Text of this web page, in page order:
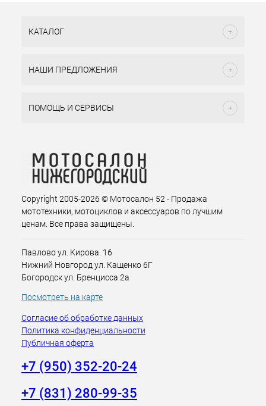
КАТАЛОГ
НАШИ ПРЕДЛОЖЕНИЯ
ПОМОЩЬ И СЕРВИСЫ
Copyright 2005-2026 © Мотосалон 52 - Продажа
мототехники, мотоциклов и аксессуаров по лучшим
ценам. Все права защищены.
Павлово ул. Кирова. 16
Нижний Новгород ул. Кащенко 6Г
Богородск ул. Бренцисса 2а
Посмотреть на карте
Согласие об обработке данных
Политика конфиденциальности
Публичная оферта
+7 (950) 352-20-24
+7 (831) 280-99-35